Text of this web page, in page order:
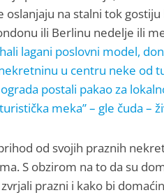
na stalni tok
ili Berlinu nedelje ili
lagani poslovni model,
u centru neke od
postali pakao za
meka” – gle čuda –
od svojih praznih
S obzirom na to da su
prazni i kako bi